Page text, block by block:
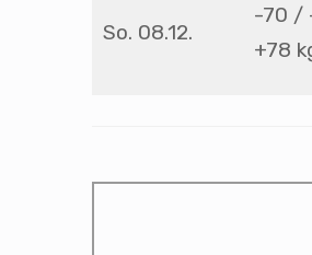
So. 08.12.
-70 /
+78